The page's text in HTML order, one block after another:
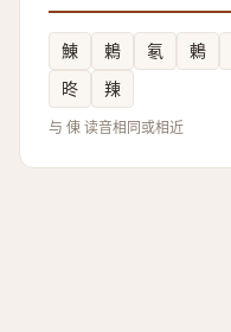
鯟 鶫 氡 鶇
昸
䍶
与 倲 读音相同或相近